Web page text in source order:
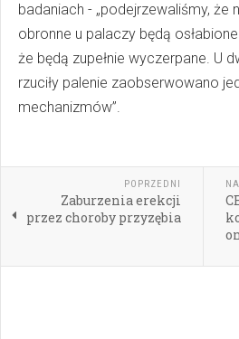
badaniach - „podejrzewaliśmy, że
obronne u palaczy będą
że będą zupełnie wyczerpane. U
rzuciły palenie zaobserwowano
mechanizmów”.
POPRZEDNI
Zaburzenia erekcji
przez choroby przyzębia